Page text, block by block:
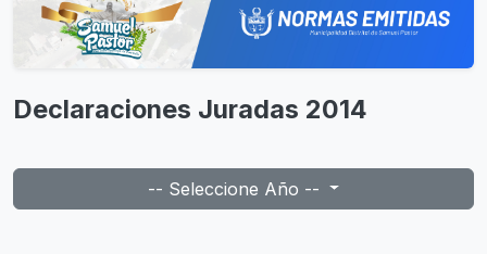
Declaraciones Juradas 2014
-- Seleccione Año --